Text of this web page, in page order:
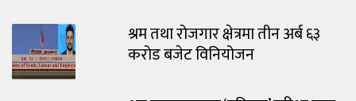
श्रम तथा रोजगार क्षेत्रमा तीन अर्ब ६३
करोड बजेट विनियोजन